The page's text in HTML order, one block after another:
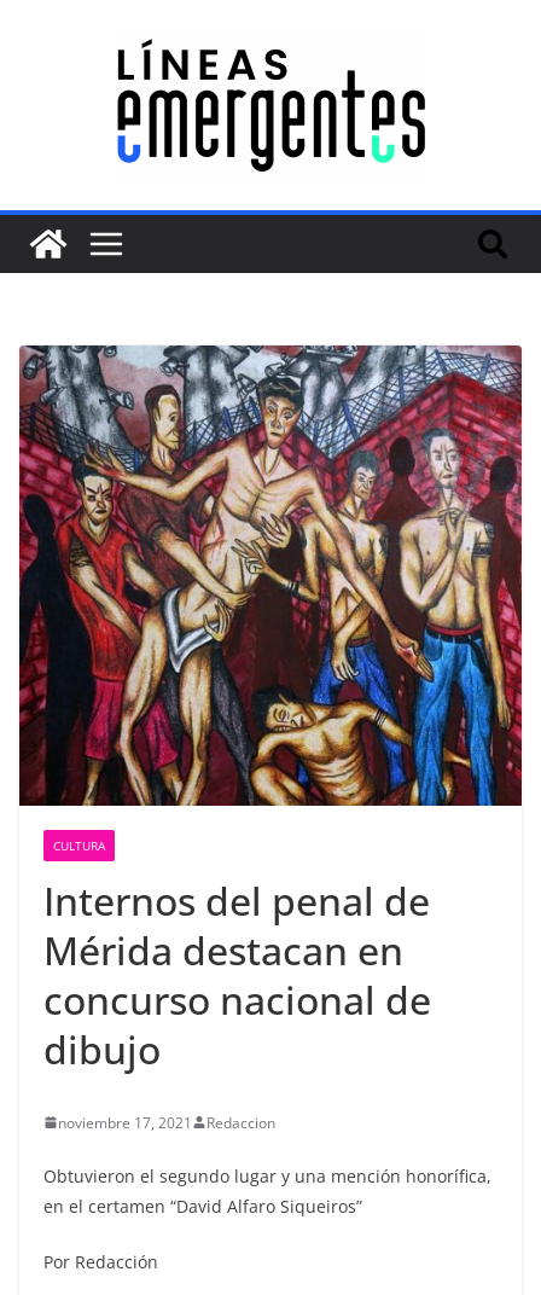
CULTURA
Internos del penal de
Mérida destacan en
concurso nacional de
dibujo
noviembre 17, 2021 Redaccion
Obtuvieron el segundo lugar y una mención honorífica,
en el certamen “David Alfaro Siqueiros”
Por Redacción